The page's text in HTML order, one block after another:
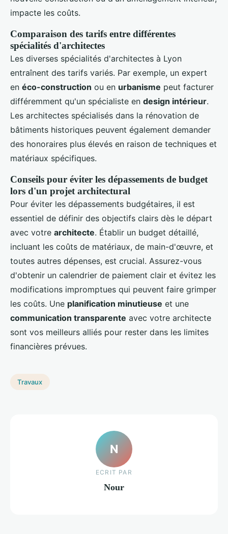
impacte les coûts.
Comparaison des tarifs entre différentes
spécialités d'architectes
Les diverses spécialités d'architectes à Lyon
entraînent des tarifs variés. Par exemple, un expert
en éco-construction ou en urbanisme peut facturer
différemment qu'un spécialiste en design intérieur.
Les architectes spécialisés dans la rénovation de
bâtiments historiques peuvent également demander
des honoraires plus élevés en raison de techniques et
matériaux spécifiques.
Conseils pour éviter les dépassements de budget
lors d'un projet architectural
Pour éviter les dépassements budgétaires, il est
essentiel de définir des objectifs clairs dès le départ
avec votre architecte. Établir un budget détaillé,
incluant les coûts de matériaux, de main-d'œuvre, et
toutes autres dépenses, est crucial. Assurez-vous
d'obtenir un calendrier de paiement clair et évitez les
modifications impromptues qui peuvent faire grimper
les coûts. Une planification minutieuse et une
communication transparente avec votre architecte
sont vos meilleurs alliés pour rester dans les limites
financières prévues.
Travaux
N
ECRIT PAR
Nour